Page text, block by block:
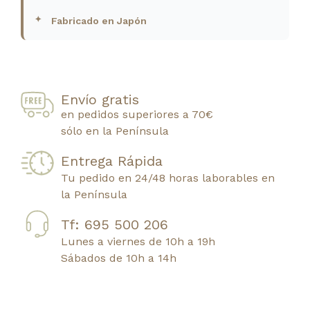
Fabricado en Japón
Envío gratis
en pedidos superiores a 70€
sólo en la Península
Entrega Rápida
Tu pedido en 24/48 horas laborables en
la Península
Tf: 695 500 206
Lunes a viernes de 10h a 19h
Sábados de 10h a 14h